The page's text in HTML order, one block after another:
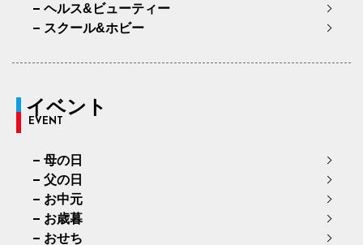
ヘルス&ビューティー
スクール&ホビー
イベント
EVENT
母の日
父の日
お中元
お歳暮
おせち